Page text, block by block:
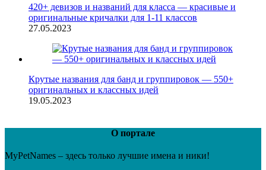
420+ девизов и названий для класса — красивые и
оригинальные кричалки для 1-11 классов
27.05.2023
Крутые названия для банд и группировок — 550+
оригинальных и классных идей
19.05.2023
О портале
MyPetNames – здесь только лучшие имена и ники!